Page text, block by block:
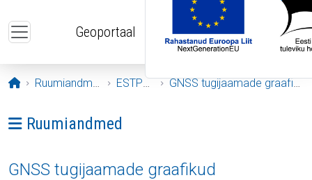
Geoportaal
Avaleht
Ruumiandmed ESTPOS GNSS tugijaamade graafikud
Ava menüü: Ruumiandmed
Ruumiandmed
GNSS tugijaamade graafikud